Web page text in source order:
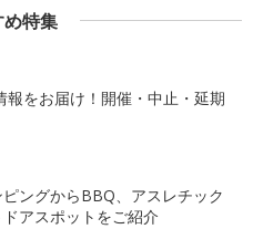
特集
報をお届け！開催・中止・延期
ングからBBQ、アスレチック
アスポットをご紹介